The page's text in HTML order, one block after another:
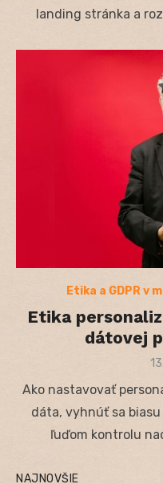
landing stránka a
Etika a GDPR v
Etika
dátovej
Ako nastavovať
dáta, vyhnúť sa
ľuďom kontrolu
NAJNOVŠIE